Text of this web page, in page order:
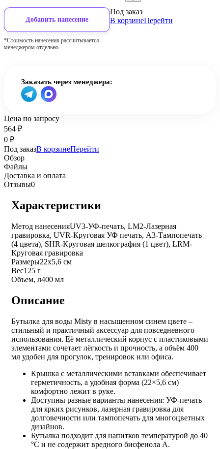
Добавить нанесение
*Стоимость нанесения рассчитывается
менеджером отдельно.
Под заказ
В корзинеПерейти
Заказать через менеджера:
Цена по запросу
564 ₽
0 ₽
Под заказВ корзинеПерейти
Обзор
Файлы
Доставка и оплата
Отзывы0
Характеристики
Метод нанесенияUV3-УФ-печать, LM2-Лазерная
гравировка, UVR-Круговая УФ печать, A3-Тампопечать
(4 цвета), SHR-Круговая шелкография (1 цвет), LRM-
Круговая гравировка
Размеры22х5,6 см
Вес125 г
Объем, л400 мл
Описание
Бутылка для воды Misty в насыщенном синем цвете –
стильный и практичный аксессуар для повседневного
использования. Её металлический корпус с пластиковыми
элементами сочетает лёгкость и прочность, а объём 400
мл удобен для прогулок, тренировок или офиса.
Крышка с металлическими вставками обеспечивает
герметичность, а удобная форма (22×5,6 см)
комфортно лежит в руке.
Доступны разные варианты нанесения: УФ-печать
для ярких рисунков, лазерная гравировка для
долговечности или тампопечать для многоцветных
дизайнов.
Бутылка подходит для напитков температурой до 40
°C и не содержит вредного бисфенола А.